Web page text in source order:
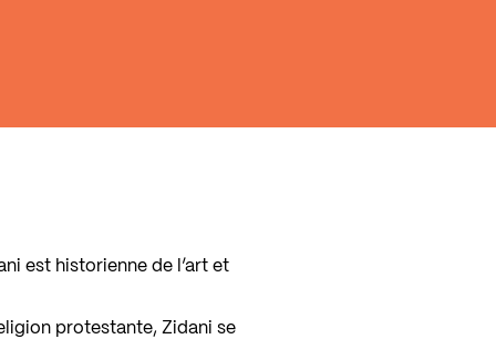
est historienne de l’art et
protestante, Zidani se